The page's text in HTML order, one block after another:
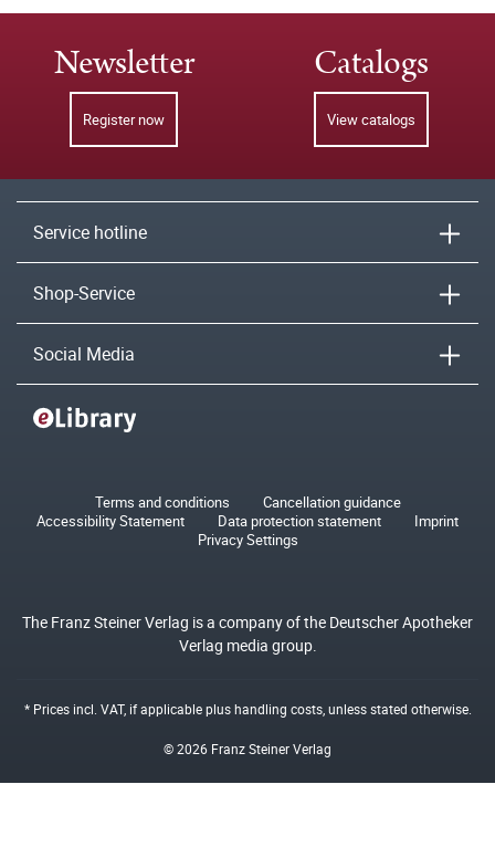
Newsletter
Register now
Catalogs
View catalogs
Service hotline
Shop-Service
Social Media
Terms and conditions
Cancellation guidance
Accessibility Statement
Data protection statement
Imprint
Privacy Settings
The Franz Steiner Verlag is a company of the Deutscher Apotheker
Verlag media group.
* Prices incl. VAT, if applicable plushandling costs, unless stated otherwise.
© 2026 Franz Steiner Verlag